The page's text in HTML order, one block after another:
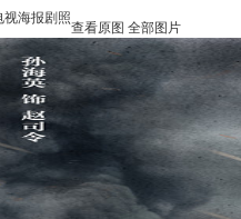
视海报剧照
查看原图 全部图片